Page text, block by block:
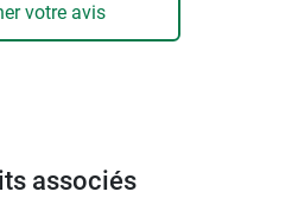
de 2 sucettes :
votre avis
associés